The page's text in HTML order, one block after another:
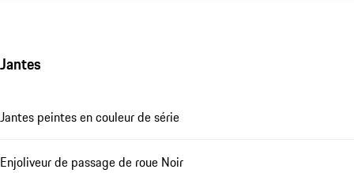
Jantes
Jantes peintes en couleur de série
Enjoliveur de passage de roue Noir